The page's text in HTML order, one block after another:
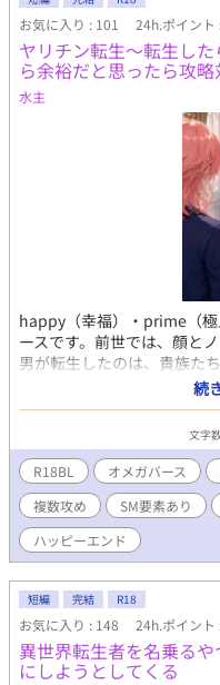
お気に入り : 101 24h.ポイント
ヤリチン転生〜転生し
ら余裕だと思ったら攻
水主
happy（幸福）・prime（
ースです。前世では、顔と
男が転生したのは、貴族た
エル学園』の世界だった。
魔する悪役令息ミリアム・
ンク髪の美少年、性別はΩ
かれる側”。 ミリアムが前
ス・ダイヤモンド、儚げ主
師アステル・ルビー、寡黙
名を持つ男たち全員の様子
気質の美形攻略対象たちに
実に突き進む悪役令息ミリ
コメディ。 ……あ、間違え
prison（牢獄）だった！ え
2026年3月23日BLランキン
SSを公開しました！
続
文字
R18BL オメガバース
複数攻め
SM要素あり
ハッピーエンド
短編 完結 R18
お気に入り : 148 24h.ポイント
異世界転生者を名乗る
にしようとしてくる